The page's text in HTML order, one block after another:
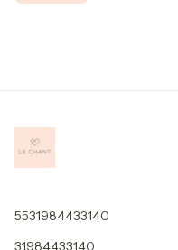
5531984433140
31984433140